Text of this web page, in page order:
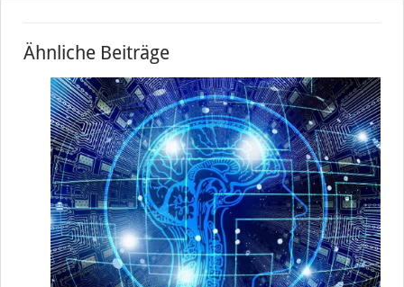
Ähnliche Beiträge